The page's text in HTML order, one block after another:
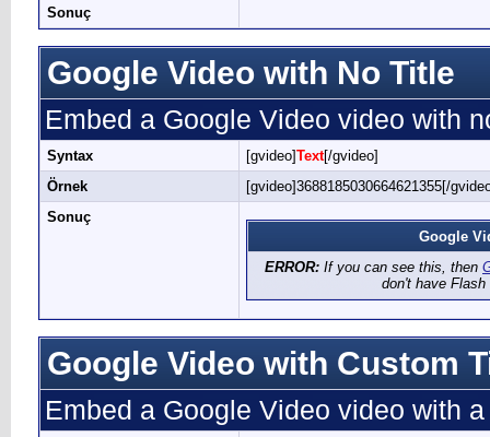
Sonuç
Google Video with No Title
Embed a Google Video video with
Syntax [gvideo]Text[/gvideo]
Örnek
[gvideo]3688185030664621355[/
Sonuç
Google
ERROR: If you can see this, then
don't have
Google Video with Custom
Embed a Google Video video with